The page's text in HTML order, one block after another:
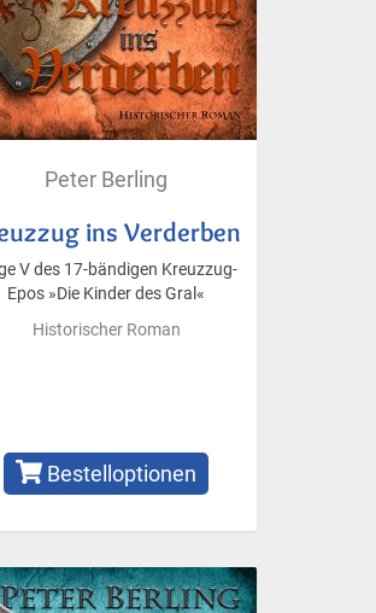
Peter Berling
ins Verderben
V des 17-bändigen Kreuzzug-
Epos »Die Kinder des Gral«
Historischer Roman
Bestelloptionen